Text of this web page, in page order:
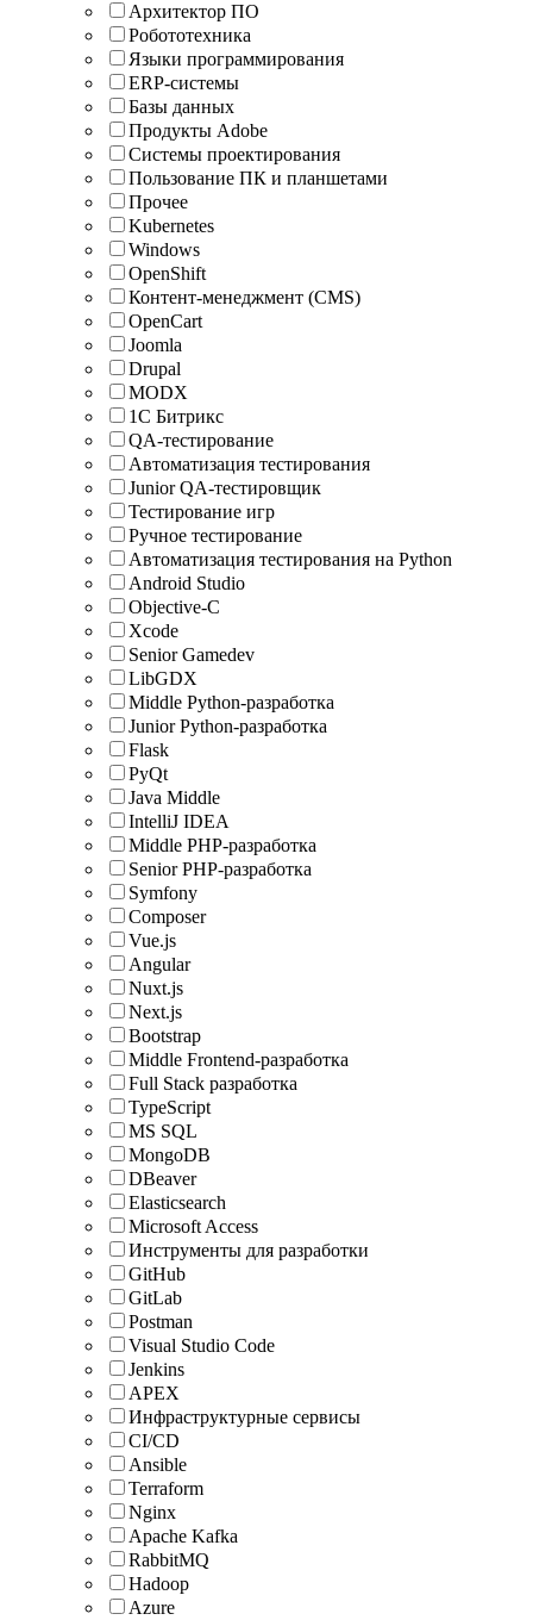
Архитектор ПО
Робототехника
Языки программирования
ERP-системы
Базы данных
Продукты Adobe
Системы проектирования
Пользование ПК и планшетами
Прочее
Kubernetes
Windows
OpenShift
Контент-менеджмент (CMS)
OpenCart
Joomla
Drupal
MODX
1С Битрикс
QA-тестирование
Автоматизация тестирования
Junior QA-тестировщик
Тестирование игр
Ручное тестирование
Автоматизация тестирования на Python
Android Studio
Objective-C
Xcode
Senior Gamedev
LibGDX
Middle Python-разработка
Junior Python-разработка
Flask
PyQt
Java Middle
IntelliJ IDEA
Middle PHP-разработка
Senior PHP-разработка
Symfony
Composer
Vue.js
Angular
Nuxt.js
Next.js
Bootstrap
Middle Frontend-разработка
Full Stack разработка
TypeScript
MS SQL
MongoDB
DBeaver
Elasticsearch
Microsoft Access
Инструменты для разработки
GitHub
GitLab
Postman
Visual Studio Code
Jenkins
APEX
Инфраструктурные сервисы
CI/CD
Ansible
Terraform
Nginx
Apache Kafka
RabbitMQ
Hadoop
Azure